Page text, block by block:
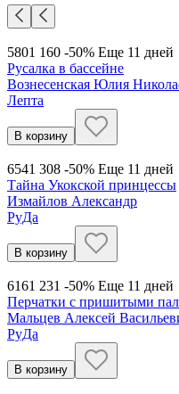
5801 160 -50% Еще 11 дней
Русалка в бассейне
Вознесенская Юлия
Лепта
В корзину
6541 308 -50% Еще 11 дней
Тайна Укокской принцессы
Измайлов Александр
РуДа
В корзину
6161 231 -50% Еще 11 дней
Перчатки с пришитыми
Мальцев Алексей
РуДа
В корзину